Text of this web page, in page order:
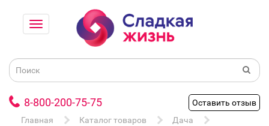
8-800-200-75-75
Оставить отзыв
Главная
Каталог товаров
Дача